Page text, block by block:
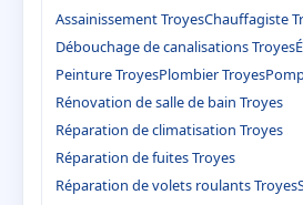
Assainissement TroyesChauffagiste
Débouchage de canalisations Troyes
Peinture TroyesPlombier Troyes
Rénovation de salle de bain Troyes
Réparation de climatisation Troyes
Réparation de fuites Troyes
Réparation de volets roulants Troyes